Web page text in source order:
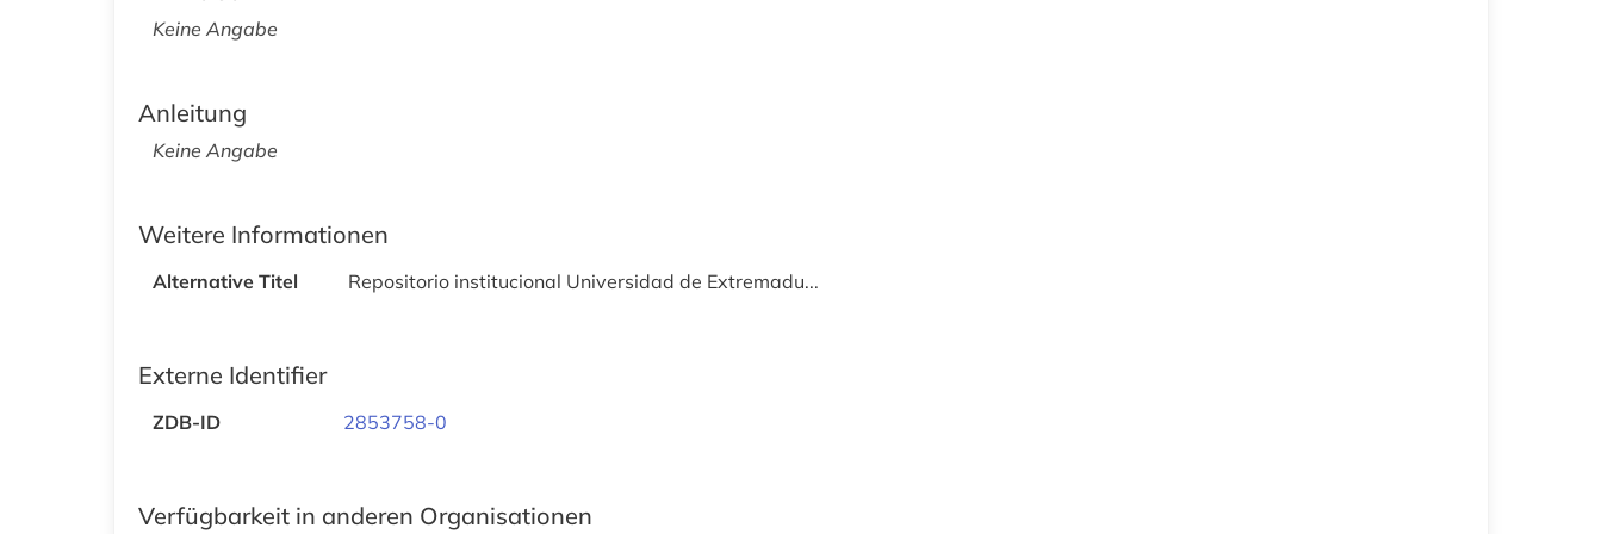
Keine Angabe
Anleitung
Keine Angabe
Weitere Informationen
Alternative Titel Repositorio institucional Universidad de Extremadu...
Externe Identifier
ZDB-ID 2853758-0
Verfügbarkeit in anderen Organisationen